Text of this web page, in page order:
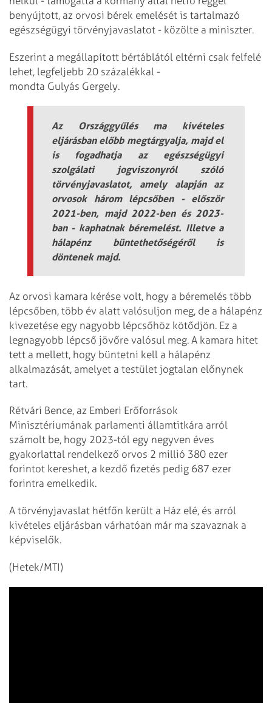
benyújtott, az orvosi bérek emelését is tartalmazó
egészségügyi törvényjavaslatot - közölte a miniszter.
Eszerint a megállapított bértáblától eltérni csak felfelé
lehet, legfeljebb 20 százalékkal -
mondta Gulyás Gergely.
Az Országgyűlés ma kivételes
eljárásban előbb megtárgyalja, majd el
is fogadhatja az egészségügyi
szolgálati jogviszonyról szóló
törvényjavaslatot, amely alapján az
orvosok három lépcsőben - először
2021-ben, majd 2022-ben és 2023-
ban - kaphatnak béremelést. Illetve a
hálapénz büntethetőségéről is
döntenek majd.
Az orvosi kamara kérése volt, hogy a béremelés több
lépcsőben, több év alatt valósuljon meg, de a hálapénz
kivezetése egy nagyobb lépcsőhöz kötődjön. Ez a
legnagyobb lépcső jövőre valósul meg. A kamara hitet
tett a mellett, hogy büntetni kell a hálapénz
alkalmazását, amelyet a testület jogtalan előnynek
tart.
Rétvári Bence, az Emberi Erőforrások
Minisztériumának parlamenti államtitkára arról
számolt be, hogy 2023-tól egy negyven éves
gyakorlattal rendelkező orvos 2 millió 380 ezer
forintot kereshet, a kezdő fizetés pedig 687 ezer
forintra emelkedik.
A törvényjavaslat hétfőn került a Ház elé, és arról
kivételes eljárásban várhatóan már ma szavaznak a
képviselők.
(Hetek/MTI)